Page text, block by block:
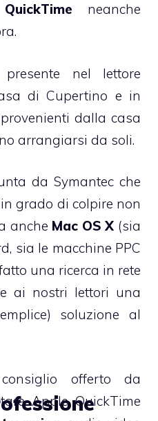
QuickTime neanche
presente nel lettore
di Cupertino e in
dalla casa
arrangiarsi da soli.
da Symantec che
grado di colpire non
anche Mac OS X (sia
sia le macchine PPC
una ricerca in rete
ai nostri lettori una
soluzione al
offerto da
Apple QuickTime